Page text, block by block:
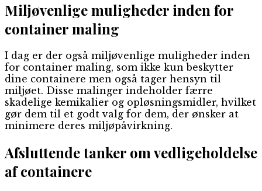
Miljøvenlige muligheder inden for
container maling
I dag er der også miljøvenlige muligheder inden
for container maling, som ikke kun beskytter
dine containere men også tager hensyn til
miljøet. Disse malinger indeholder færre
skadelige kemikalier og opløsningsmidler, hvilket
gør dem til et godt valg for dem, der ønsker at
minimere deres miljøpåvirkning.
Afsluttende tanker om vedligeholdelse
af containere